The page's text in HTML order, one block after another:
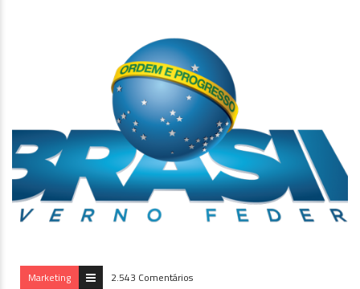
Marketing 2.543 Comentários